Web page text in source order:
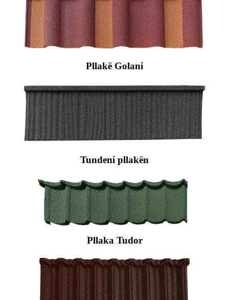
Pllakë Golani
Tundeni pllakën
Pllaka Tudor